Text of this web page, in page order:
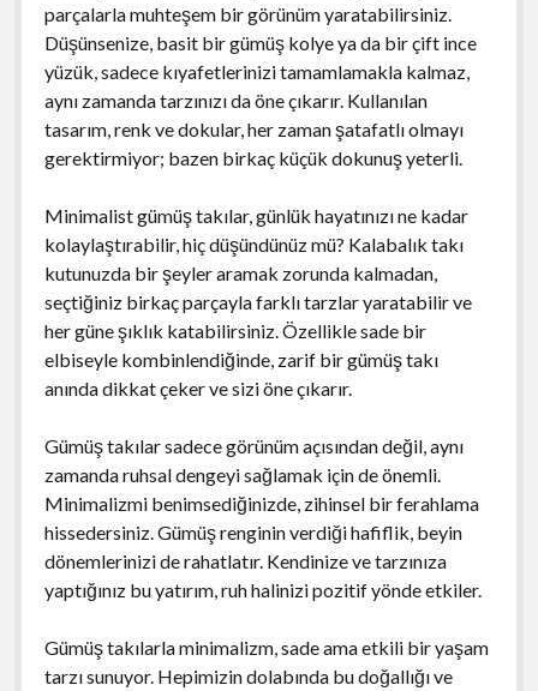
parçalarla muhteşem bir görünüm yaratabilirsiniz.
Düşünsenize, basit bir gümüş kolye ya da bir çift ince
yüzük, sadece kıyafetlerinizi tamamlamakla kalmaz,
aynı zamanda tarzınızı da öne çıkarır. Kullanılan
tasarım, renk ve dokular, her zaman şatafatlı olmayı
gerektirmiyor; bazen birkaç küçük dokunuş yeterli.
Minimalist gümüş takılar, günlük hayatınızı ne kadar
kolaylaştırabilir, hiç düşündünüz mü? Kalabalık takı
kutunuzda bir şeyler aramak zorunda kalmadan,
seçtiğiniz birkaç parçayla farklı tarzlar yaratabilir ve
her güne şıklık katabilirsiniz. Özellikle sade bir
elbiseyle kombinlendiğinde, zarif bir gümüş takı
anında dikkat çeker ve sizi öne çıkarır.
Gümüş takılar sadece görünüm açısından değil, aynı
zamanda ruhsal dengeyi sağlamak için de önemli.
Minimalizmi benimsediğinizde, zihinsel bir ferahlama
hissedersiniz. Gümüş renginin verdiği hafiflik, beyin
dönemlerinizi de rahatlatır. Kendinize ve tarzınıza
yaptığınız bu yatırım, ruh halinizi pozitif yönde etkiler.
Gümüş takılarla minimalizm, sade ama etkili bir yaşam
tarzı sunuyor. Hepimizin dolabında bu doğallığı ve